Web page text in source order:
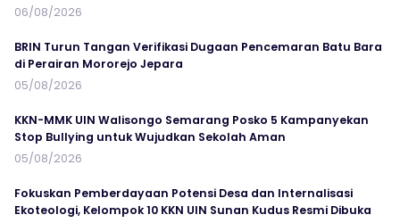
06/08/2026
BRIN Turun Tangan Verifikasi Dugaan Pencemaran Batu Bara
di Perairan Mororejo Jepara
05/08/2026
KKN-MMK UIN Walisongo Semarang Posko 5 Kampanyekan
Stop Bullying untuk Wujudkan Sekolah Aman
05/08/2026
Fokuskan Pemberdayaan Potensi Desa dan Internalisasi
Ekoteologi, Kelompok 10 KKN UIN Sunan Kudus Resmi Dibuka